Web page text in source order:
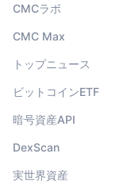
CMCラボ
CMC Max
トップニュース
ビットコインETF
暗号資産API
DexScan
実世界資産